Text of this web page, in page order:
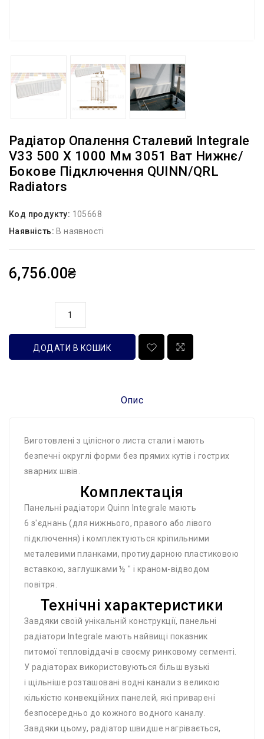
Радіатор Опалення Сталевий Integrale
V33 500 X 1000 Мм 3051 Ват Нижнє/
Бокове Підключення QUINN/QRL
Radiators
Код продукту: 105668
Наявність: В наявності
6,756.00₴
ДОДАТИ В КОШИК
Опис
Виготовлені з цілісного листа стали і мають
безпечні округлі форми без прямих кутів і гострих
зварних швів.
Комплектація
Панельні радіатори Quinn Integrale мають
6 з'єднань (для нижнього, правого або лівого
підключення) і комплектуються кріпильними
металевими планками, протиударною пластиковою
вставкою, заглушками ½ " і краном-відводом
повітря.
Технічні характеристики
Завдяки своїй унікальній конструкції, панельні
радіатори Integrale мають найвищі показник
питомої тепловіддачі в своєму ринковому сегменті.
У радіаторах використовуються більш вузькі
і щільніше розташовані водні канали з великою
кількістю конвекційних панелей, які приварені
безпосередньо до кожного водного каналу.
Завдяки цьому, радіатор швидше нагрівається,